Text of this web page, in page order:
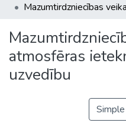
atmosfēras
uzvedību